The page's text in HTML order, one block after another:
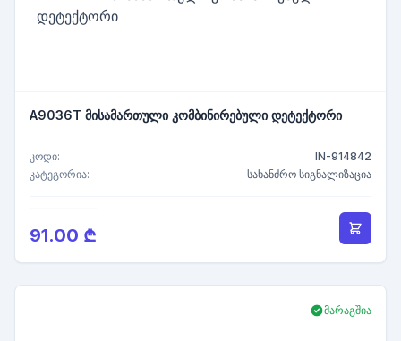
A9036T მისამართული კომბინირებული დეტექტორი
კოდი:
IN-914842
კატეგორია:
სახანძრო სიგნალიზაცია
91.00 ₾
მარაგშია